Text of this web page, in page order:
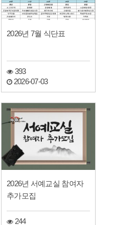
2026년 7월 식단표
393
2026-07-03
2026년 서예교실 참여자
추가모집
244